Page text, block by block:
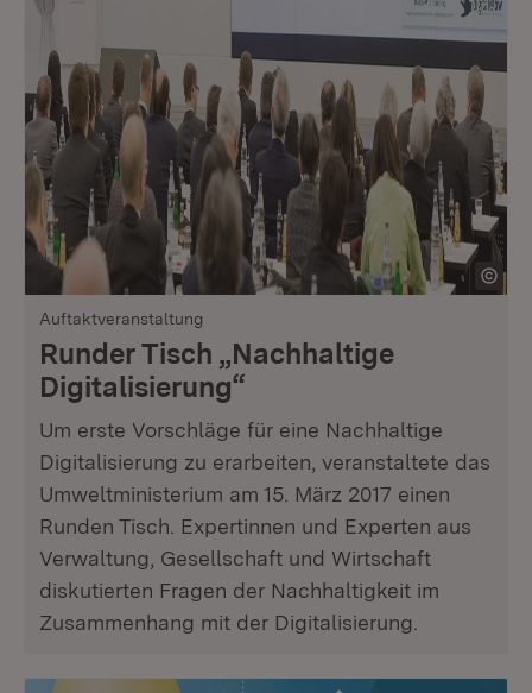
Auftaktveranstaltung
Runder Tisch „Nachhaltige
Digitalisierung“
Um erste Vorschläge für eine Nachhaltige
Digitalisierung zu erarbeiten, veranstaltete das
Umweltministerium am 15. März 2017 einen
Runden Tisch. Expertinnen und Experten aus
Verwaltung, Gesellschaft und Wirtschaft
diskutierten Fragen der Nachhaltigkeit im
Zusammenhang mit der Digitalisierung.